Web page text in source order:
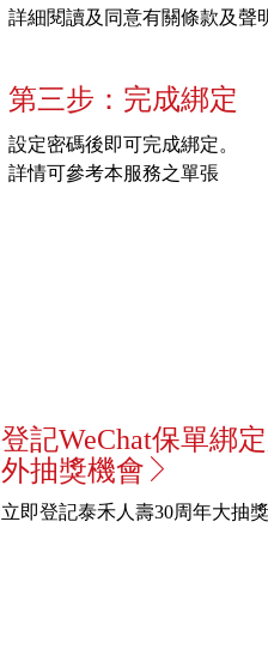
詳細閱讀及同意有關條款及聲
第三步：完成綁定
設定密碼後即可完成綁定。
詳情可參考本服務之單張
登記WeChat保單綁
外抽獎機會
立即登記泰禾人壽30周年大抽獎